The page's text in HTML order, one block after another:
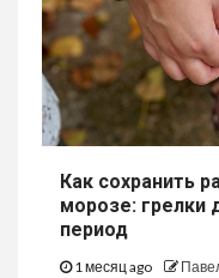
Как сохранить
морозе: грелки
период
1 месяц ago